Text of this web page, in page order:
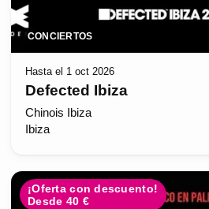
CONCIERTOS
Hasta el 1 oct 2026
Defected Ibiza
Chinois Ibiza
Ibiza
¡Oferta con descuento!
Desde 40 €